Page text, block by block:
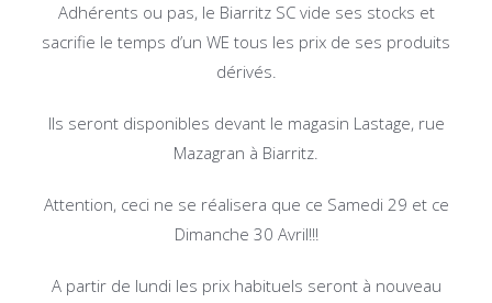
Adhérents ou pas, le Biarritz SC vide ses stocks et
sacrifie le temps d’un WE tous les prix de ses produits
dérivés.
Ils seront disponibles devant le magasin Lastage, rue
Mazagran à Biarritz.
Attention, ceci ne se réalisera que ce Samedi 29 et ce
Dimanche 30 Avril!!!
A partir de lundi les prix habituels seront à nouveau